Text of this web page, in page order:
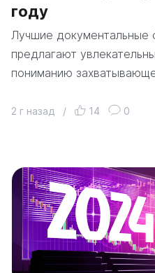
году
Лучшие документальные
предлагают
пониманию
2 г назад / 14 0